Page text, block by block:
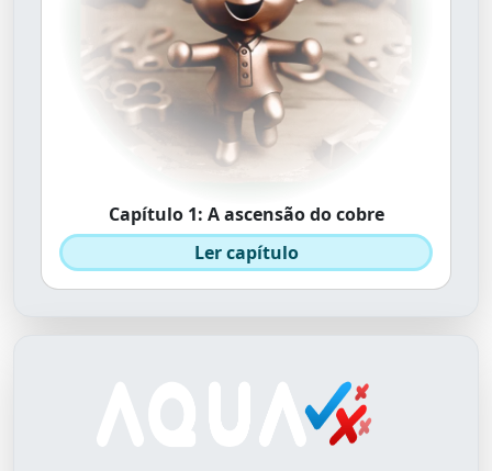
Capítulo 1: A ascensão do cobre
Ler capítulo